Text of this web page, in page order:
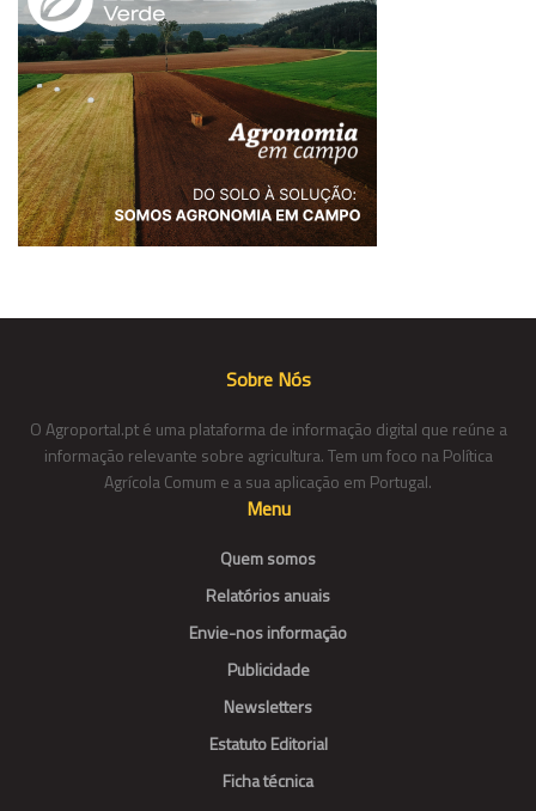
Sobre Nós
O Agroportal.pt é uma plataforma de informação digital que reúne a
informação relevante sobre agricultura. Tem um foco na Política
Agrícola Comum e a sua aplicação em Portugal.
Menu
Quem somos
Relatórios anuais
Envie-nos informação
Publicidade
Newsletters
Estatuto Editorial
Ficha técnica